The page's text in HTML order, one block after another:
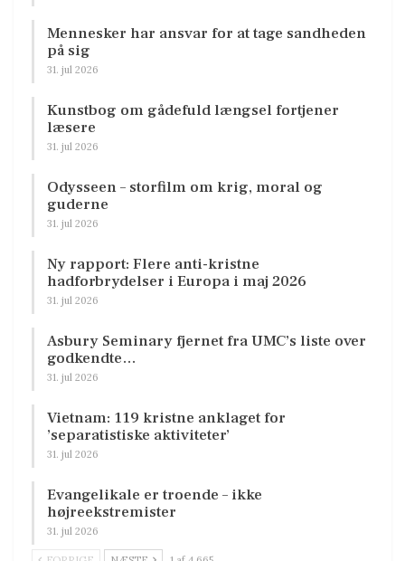
Mennesker har ansvar for at tage sandheden
på sig
31. jul 2026
Kunstbog om gådefuld længsel fortjener
læsere
31. jul 2026
Odysseen – storfilm om krig, moral og
guderne
31. jul 2026
Ny rapport: Flere anti-kristne
hadforbrydelser i Europa i maj 2026
31. jul 2026
Asbury Seminary fjernet fra UMC’s liste over
godkendte…
31. jul 2026
Vietnam: 119 kristne anklaget for
’separatistiske aktiviteter’
31. jul 2026
Evangelikale er troende – ikke
højreekstremister
31. jul 2026